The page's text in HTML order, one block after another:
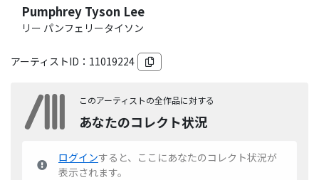
Pumphrey Tyson Lee
リー パンフェリータイソン
アーティストID： 11019224
このアーティストの全作品に対する
あなたのコレクト状況
ログインすると、ここにあなたのコレクト状況が
表示されます。